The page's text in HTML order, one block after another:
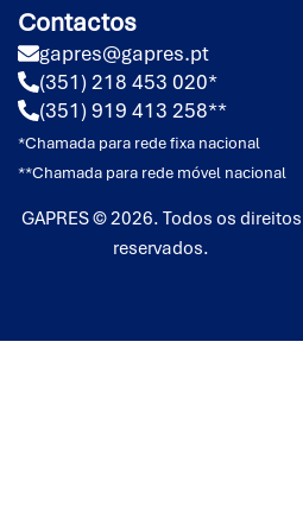
Contactos
gapres@gapres.pt
(351) 218 453 020*
(351) 919 413 258**
*Chamada para rede fixa nacional
**Chamada para rede móvel nacional
GAPRES © 2026. Todos os direitos
reservados.